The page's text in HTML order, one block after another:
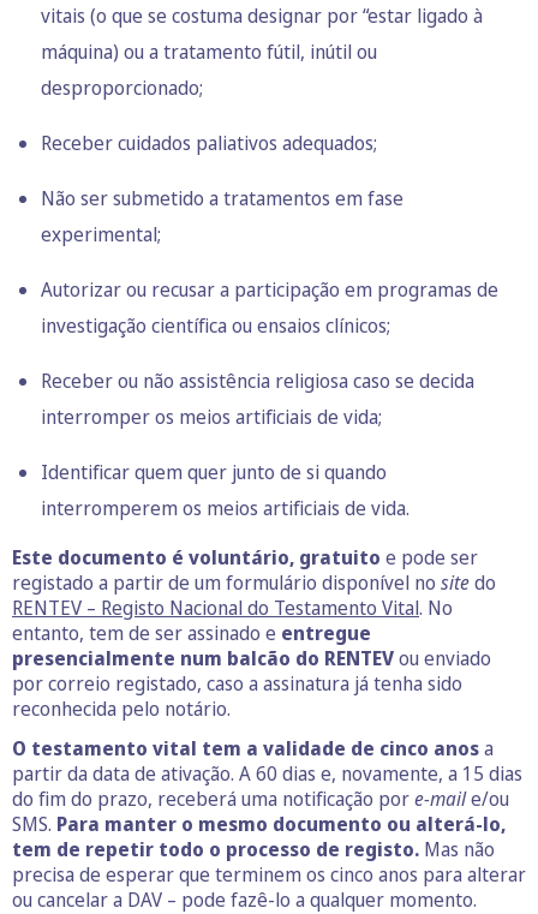
vitais (o que se costuma designar por “estar ligado à
máquina) ou a tratamento fútil, inútil ou
desproporcionado;
Receber cuidados paliativos adequados;
Não ser submetido a tratamentos em fase
experimental;
Autorizar ou recusar a participação em programas de
investigação científica ou ensaios clínicos;
Receber ou não assistência religiosa caso se decida
interromper os meios artificiais de vida;
Identificar quem quer junto de si quando
interromperem os meios artificiais de vida.
Este documento é voluntário, gratuito e pode ser
registado a partir de um formulário disponível no sitedo
RENTEV – Registo Nacional do Testamento Vital. No
entanto, tem de ser assinado e entregue
presencialmente num balcão do RENTEVou enviado
por correio registado, caso a assinatura já tenha sido
reconhecida pelo notário.
O testamento vital tem a validade de cinco anosa
partir da data de ativação. A 60 dias e, novamente, a 15 dias
do fim do prazo, receberá uma notificação pore-maile/ou
SMS. Para manter o mesmo documento ou alterá-lo,
tem de repetir todo o processo de registo. Mas não
precisa de esperar que terminem os cinco anos para alterar
ou cancelar a DAV – pode fazê-lo a qualquer momento.